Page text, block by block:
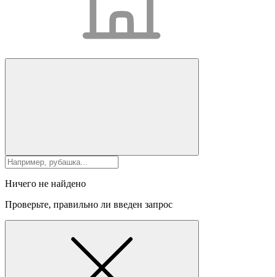
Ничего не найдено
Проверьте, правильно ли введен запрос